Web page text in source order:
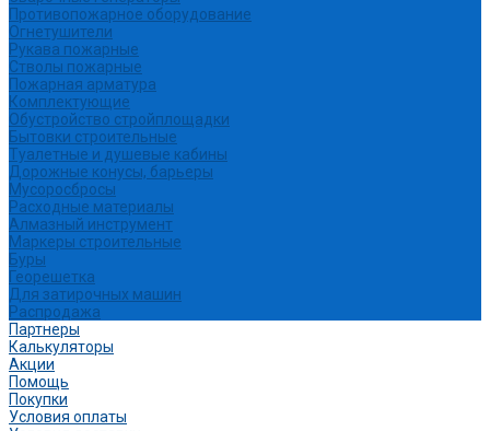
Противопожарное оборудование
Огнетушители
Рукава пожарные
Стволы пожарные
Пожарная арматура
Комплектующие
Обустройство стройплощадки
Бытовки строительные
Туалетные и душевые кабины
Дорожные конусы, барьеры
Мусоросбросы
Расходные материалы
Алмазный инструмент
Маркеры строительные
Буры
Георешетка
Для затирочных машин
Распродажа
Партнеры
Калькуляторы
Акции
Помощь
Покупки
Условия оплаты